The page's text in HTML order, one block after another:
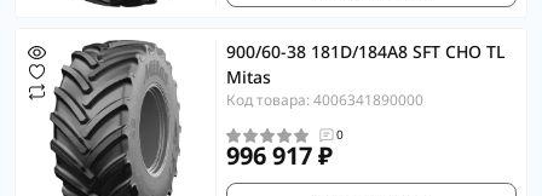
900/60-38 181D/184A8 SFT CHO TL
Mitas
Код товара: 4006341890000
0
996 917 ₽